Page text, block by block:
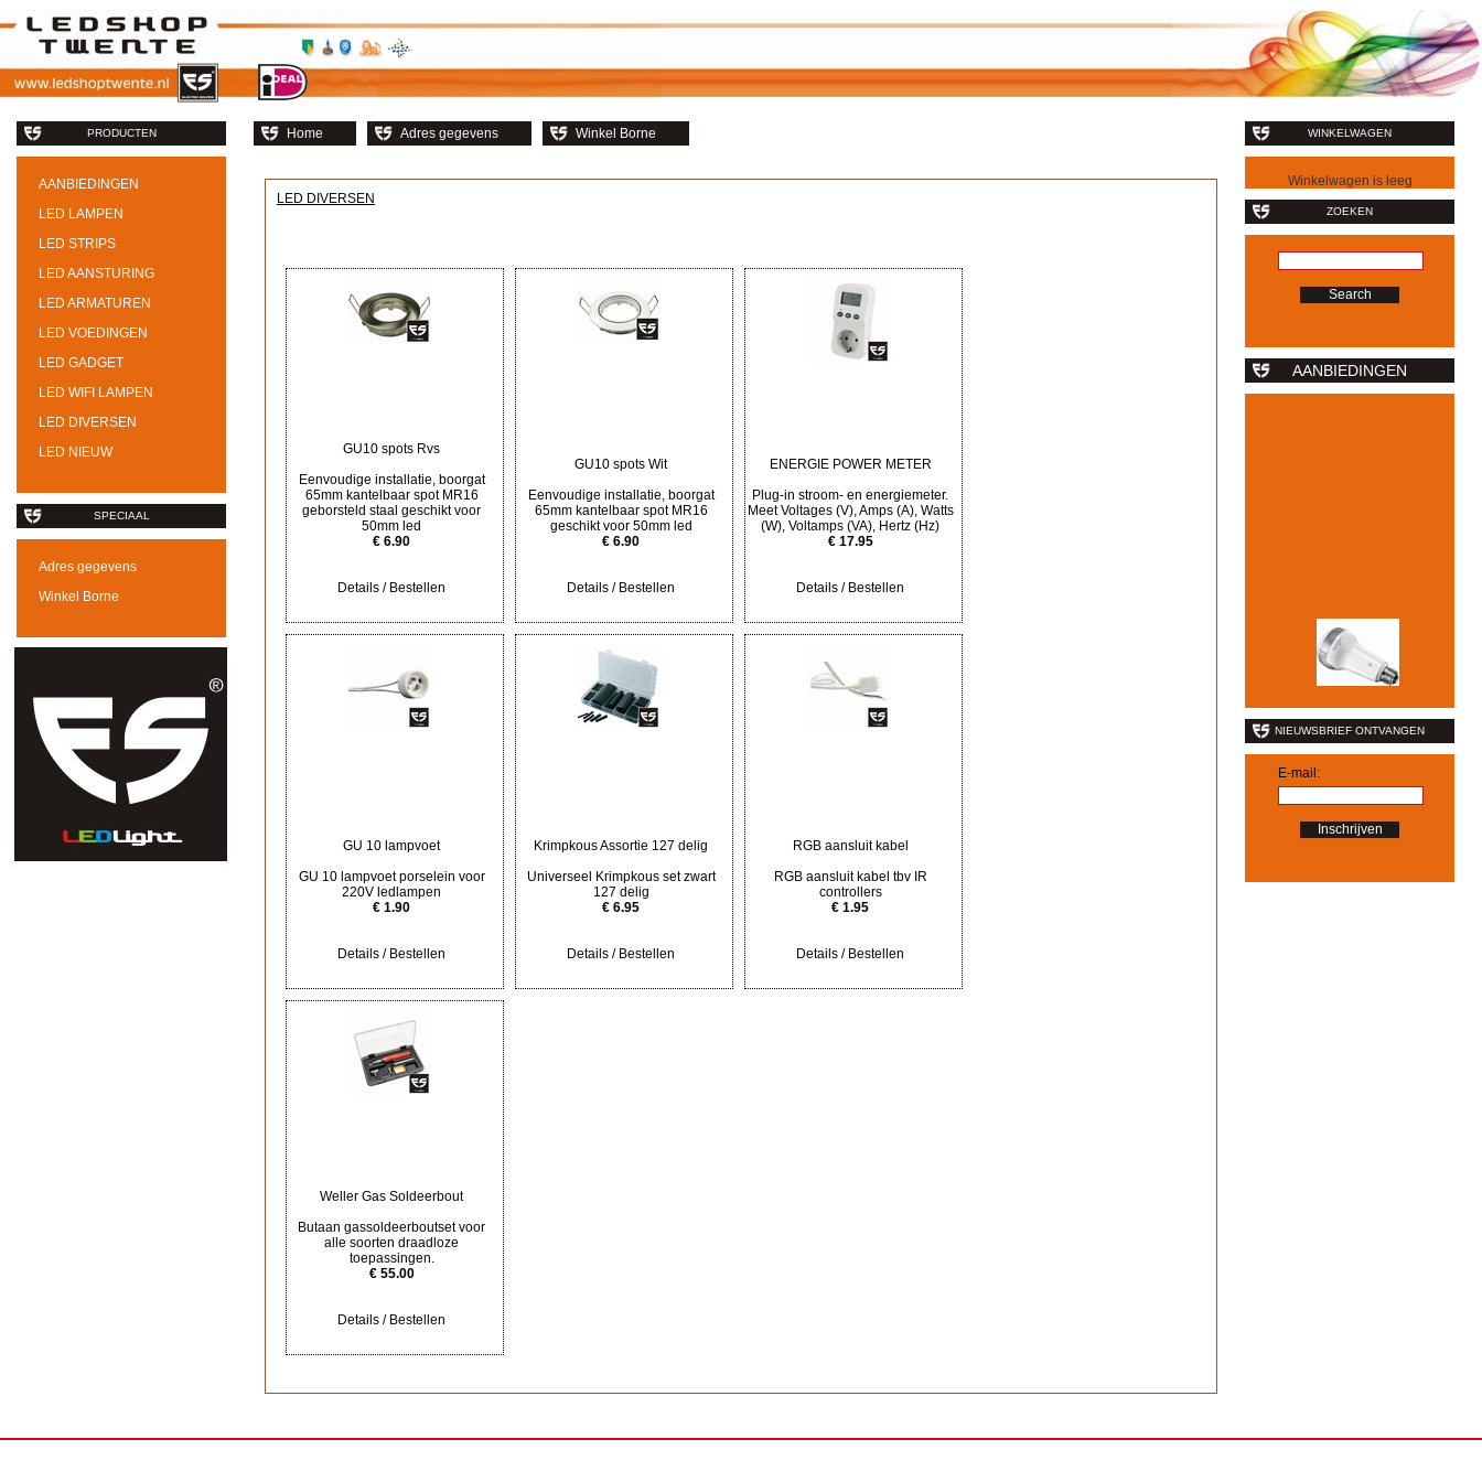
PRODUCTEN
AANBIEDINGEN
LED LAMPEN
LED STRIPS
LED AANSTURING
LED ARMATUREN
LED VOEDINGEN
LED GADGET
LED WIFI LAMPEN
LED DIVERSEN
LED NIEUW
SPECIAAL
Adres gegevens
Winkel Borne
WINKELWAGEN
Winkelwagen is leeg
ZOEKEN
AANBIEDINGEN
NIEUWSBRIEF ONTVANGEN
E-mail:
Home Adres gegevens Winkel Borne
LED DIVERSEN
GU10 spots Rvs
Eenvoudige installatie, boorgat
65mm kantelbaar spot MR16
geborsteld staal geschikt voor
50mm led
€ 6.90
Details / Bestellen
GU10 spots Wit
Eenvoudige installatie, boorgat
65mm kantelbaar spot MR16
geschikt voor 50mm led
€ 6.90
Details / Bestellen
ENERGIE POWER METER
Plug-in stroom- en energiemeter.
Meet Voltages (V), Amps (A), Watts
(W), Voltamps (VA), Hertz (Hz)
€ 17.95
Details / Bestellen
GU 10 lampvoet
GU 10 lampvoet porselein voor
220V ledlampen
€ 1.90
Details / Bestellen
Krimpkous Assortie 127 delig
Universeel Krimpkous set zwart
127 delig
€ 6.95
Details / Bestellen
RGB aansluit kabel
RGB aansluit kabel tbv IR
controllers
€ 1.95
Details / Bestellen
Weller Gas Soldeerbout
Butaan gassoldeerboutset voor
alle soorten draadloze
toepassingen.
€ 55.00
Details / Bestellen